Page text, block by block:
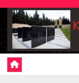
Skip
content